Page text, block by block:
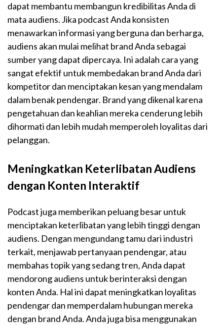
dapat membantu membangun kredibilitas Anda di
mata audiens. Jika podcast Anda konsisten
menawarkan informasi yang berguna dan berharga,
audiens akan mulai melihat brand Anda sebagai
sumber yang dapat dipercaya. Ini adalah cara yang
sangat efektif untuk membedakan brand Anda dari
kompetitor dan menciptakan kesan yang mendalam
dalam benak pendengar. Brand yang dikenal karena
pengetahuan dan keahlian mereka cenderung lebih
dihormati dan lebih mudah memperoleh loyalitas dari
pelanggan.
Meningkatkan Keterlibatan Audiens
dengan Konten Interaktif
Podcast juga memberikan peluang besar untuk
menciptakan keterlibatan yang lebih tinggi dengan
audiens. Dengan mengundang tamu dari industri
terkait, menjawab pertanyaan pendengar, atau
membahas topik yang sedang tren, Anda dapat
mendorong audiens untuk berinteraksi dengan
konten Anda. Hal ini dapat meningkatkan loyalitas
pendengar dan memperdalam hubungan mereka
dengan brand Anda. Anda juga bisa menggunakan